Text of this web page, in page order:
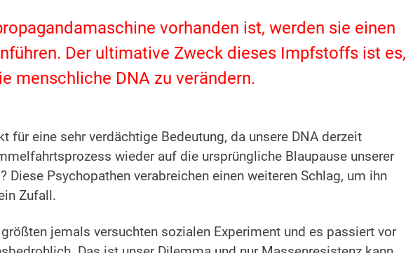
vorhanden ist, werden sie einen
Der ultimative Zweck dieses Impfstoffs ist es,
menschliche DNA zu verändern.
für eine sehr verdächtige Bedeutung, da unsere DNA derzeit
wieder auf die ursprüngliche Blaupause unserer
Diese Psychopathen verabreichen einen weiteren Schlag, um ihn
Zufall.
jemals versuchten sozialen Experiment und es passiert vor